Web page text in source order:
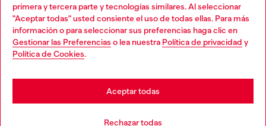
primera y tercera parte y tecnologías similares. Al seleccionar
"Aceptar todas" usted consiente el uso de todas ellas. Para más
información o para seleccionar sus preferencias haga clic en
Gestionar las Preferencias o lea nuestra Política de privacidad y
Política de Cookies.
Rechazar todas
Aceptar todas
VAT 00642650246 -v10.9.10
Country: MX Language: ES
Choose your location
You are currently browsing México website, but it seems you
may be based in United States